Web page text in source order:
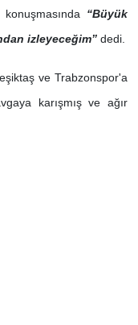
“Büyük
izleyeceğim” dedi.
ve Trabzonspor'a
karışmış ve ağır